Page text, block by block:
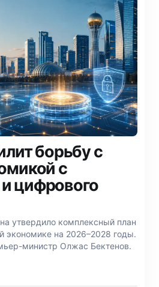
борьбу с
с
цифрового
утвердило комплексный план
экономике на 2026–2028 годы.
министр Олжас Бектенов.